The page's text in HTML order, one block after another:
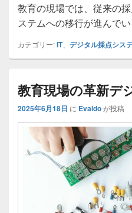
教育の現場では、従来の
ステムへの移行が進んでい
カテゴリー:IT、 デジタル採点シス
教育現場の革新デ
2025年6月18日 に Evaldoが投稿